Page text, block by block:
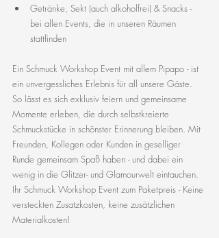
Getränke, Sekt (auch alkoholfrei) & Snacks -
bei allen Events, die in unseren Räumen
stattfinden
Ein Schmuck Workshop Event mit allem Pipapo - ist
ein unvergessliches Erlebnis für all unsere Gäste.
So lässt es sich exklusiv feiern und gemeinsame
Momente erleben, die durch selbstkreierte
Schmuckstücke in schönster Erinnerung bleiben. Mit
Freunden, Kollegen oder Kunden in geselliger
Runde gemeinsam Spaß haben - und dabei ein
wenig in die Glitzer- und Glamourwelt eintauchen.
Ihr Schmuck Workshop Event zum Paketpreis - Keine
versteckten Zusatzkosten, keine zusätzlichen
Materialkosten!